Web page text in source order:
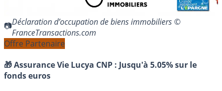
Déclaration d’occupation de biens immobiliers ©
FranceTransactions.com
Offre Partenaire
🎁 Assurance Vie Lucya CNP : Jusqu'à 5.05% sur le
fonds euros